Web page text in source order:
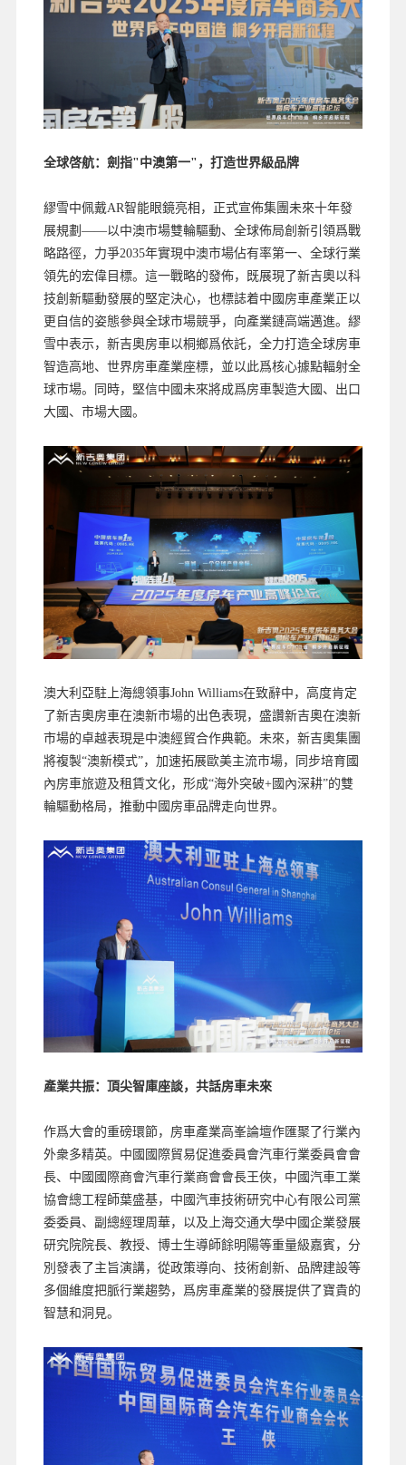
全球啓航：劍指"中澳第一"，打造世界級品牌
繆雪中佩戴AR智能眼鏡亮相，正式宣佈集團未來十年發
展規劃——以中澳市場雙輪驅動、全球佈局創新引領爲戰
略路徑，力爭2035年實現中澳市場佔有率第一、全球行業
領先的宏偉目標。這一戰略的發佈，既展現了新吉奧以科
技創新驅動發展的堅定決心，也標誌着中國房車產業正以
更自信的姿態參與全球市場競爭，向產業鏈高端邁進。繆
雪中表示，新吉奧房車以桐鄉爲依託，全力打造全球房車
智造高地、世界房車產業座標，並以此爲核心據點輻射全
球市場。同時，堅信中國未來將成爲房車製造大國、出口
大國、市場大國。
澳大利亞駐上海總領事John Williams在致辭中，高度肯定
了新吉奧房車在澳新市場的出色表現，盛讚新吉奧在澳新
市場的卓越表現是中澳經貿合作典範。未來，新吉奧集團
將複製“澳新模式”，加速拓展歐美主流市場，同步培育國
內房車旅遊及租賃文化，形成“海外突破+國內深耕”的雙
輪驅動格局，推動中國房車品牌走向世界。
產業共振：頂尖智庫座談，共話房車未來
作爲大會的重磅環節，房車產業高峯論壇作匯聚了行業內
外衆多精英。中國國際貿易促進委員會汽車行業委員會會
長、中國國際商會汽車行業商會會長王俠，中國汽車工業
協會總工程師葉盛基，中國汽車技術研究中心有限公司黨
委委員、副總經理周華，以及上海交通大學中國企業發展
研究院院長、教授、博士生導師餘明陽等重量級嘉賓，分
別發表了主旨演講，從政策導向、技術創新、品牌建設等
多個維度把脈行業趨勢，爲房車產業的發展提供了寶貴的
智慧和洞見。